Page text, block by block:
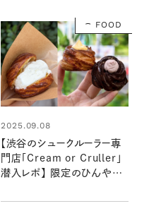
FOOD
2025.09.08
【渋谷のシュークルーラー専
門店「Cream or Cruller」
潜入レポ】 限定のひんやり
食べてみた！